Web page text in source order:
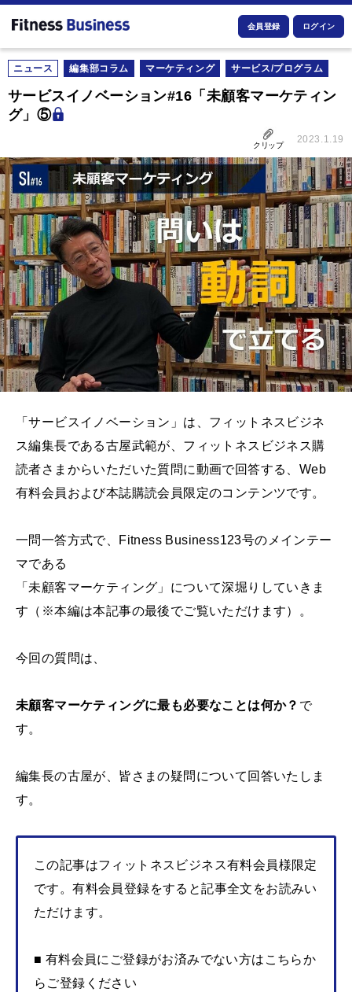
会員登録 ログイン
ニュース 編集部コラム マーケティング サービス/プログラム
サービスイノベーション#16「未顧客マーケティン
グ」⑤
クリップ
2023.1.19
「サービスイノベーション」は、フィットネスビジネ
ス編集長である古屋武範が、フィットネスビジネス購
読者さまからいただいた質問に動画で回答する、Web
有料会員および本誌購読会員限定のコンテンツです。
一問一答方式で、Fitness Business123号のメインテー
マである
「未顧客マーケティング」について深堀りしていきま
す（※本編は本記事の最後でご覧いただけます）。
今回の質問は、
未顧客マーケティングに最も必要なことは何か？ で
す。
編集長の古屋が、皆さまの疑問について回答いたしま
す。
この記事はフィットネスビジネス有料会員様限定
です。有料会員登録をすると記事全文をお読みい
ただけます。
■ 有料会員にご登録がお済みでない方はこちらか
らご登録ください